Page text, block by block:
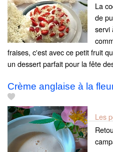
La
de
servi
fraises, c'est avec ce petit fruit
un dessert parfait pour la fête
Crème anglaise à la
Les